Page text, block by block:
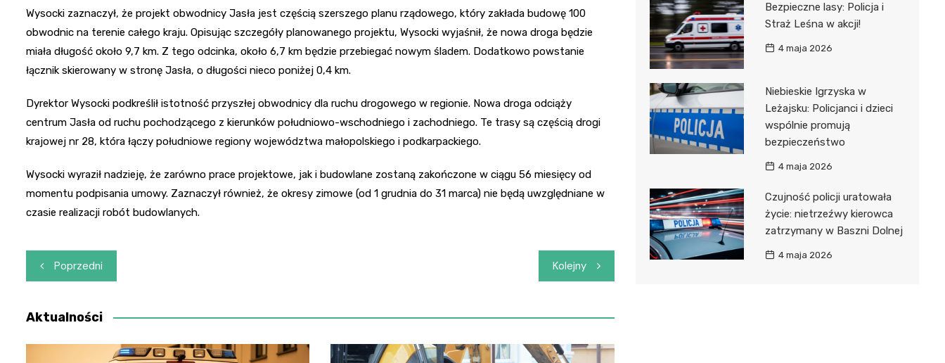
Wysocki zaznaczył, że projekt obwodnicy Jasła jest częścią szerszego planu rządowego, który zakłada budowę 100
obwodnic na terenie całego kraju. Opisując szczegóły planowanego projektu, Wysocki wyjaśnił, że nowa droga będzie
miała długość około 9,7 km. Z tego odcinka, około 6,7 km będzie przebiegać nowym śladem. Dodatkowo powstanie
łącznik skierowany w stronę Jasła, o długości nieco poniżej 0,4 km.
Dyrektor Wysocki podkreślił istotność przyszłej obwodnicy dla ruchu drogowego w regionie. Nowa droga odciąży
centrum Jasła od ruchu pochodzącego z kierunków południowo-wschodniego i zachodniego. Te trasy są częścią drogi
krajowej nr 28, która łączy południowe regiony województwa małopolskiego i podkarpackiego.
Wysocki wyraził nadzieję, że zarówno prace projektowe, jak i budowlane zostaną zakończone w ciągu 56 miesięcy od
momentu podpisania umowy. Zaznaczył również, że okresy zimowe (od 1 grudnia do 31 marca) nie będą uwzględniane w
czasie realizacji robót budowlanych.
Nawigacja
wpisu
Poprzedni Kolejny
Aktualności
Bezpieczne lasy: Policja i
Straż Leśna w akcji!
4 maja 2026
Niebieskie Igrzyska w
Leżajsku: Policjanci i dzieci
wspólnie promują
bezpieczeństwo
4 maja 2026
Czujność policji uratowała
życie: nietrzeźwy kierowca
zatrzymany w Baszni Dolnej
4 maja 2026